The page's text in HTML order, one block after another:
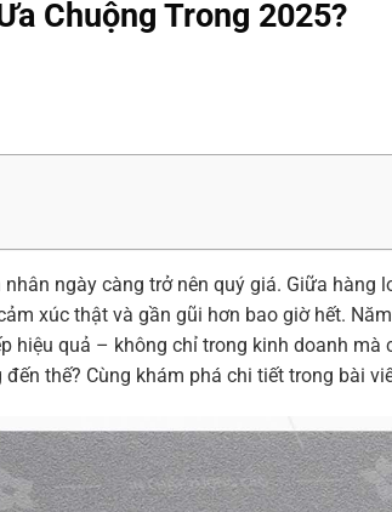
Chuộng Trong 2025?
ngày càng trở nên quý giá. Giữa hàng
xúc thật và gần gũi hơn bao giờ hết.
hiệu quả – không chỉ trong kinh doanh mà
thế? Cùng khám phá chi tiết trong bài